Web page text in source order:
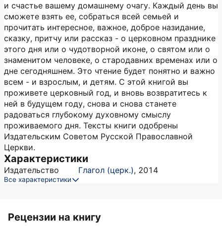
и счастье вашему домашнему очагу. Каждый день вы
сможете взять ее, собраться всей семьей и
прочитать интересное, важное, доброе назидание,
сказку, притчу или рассказ - о церковном празднике
этого дня или о чудотворной иконе, о святом или о
знаменитом человеке, о стародавних временах или о
дне сегодняшнем. Это чтение будет понятно и важно
всем - и взрослым, и детям. С этой книгой вы
проживете церковный год, и вновь возвратитесь к
ней в будущем году, снова и снова станете
радоваться глубокому духовному смыслу
проживаемого дня. Тексты книги одобрены
Издательским Советом Русской Православной
Церкви.
Характеристики
Издательство Глагол (церк.), 2014
Все характеристики
Рецензии на книгу